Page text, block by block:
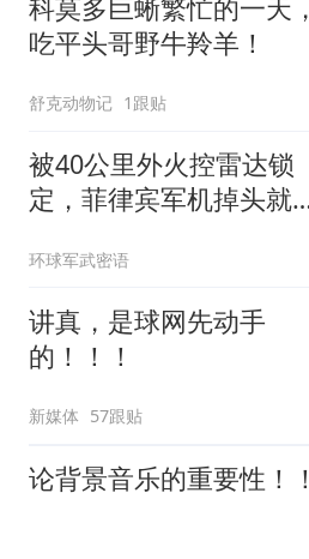
科莫多巨蜥繁忙的一天，
吃平头哥野牛羚羊！
舒克动物记 1跟贴
被40公里外火控雷达锁
定，菲律宾军机掉头就
场
环球军武密语
讲真，是球网先动手
的！！！
新媒体 57跟贴
论背景音乐的重要性！！